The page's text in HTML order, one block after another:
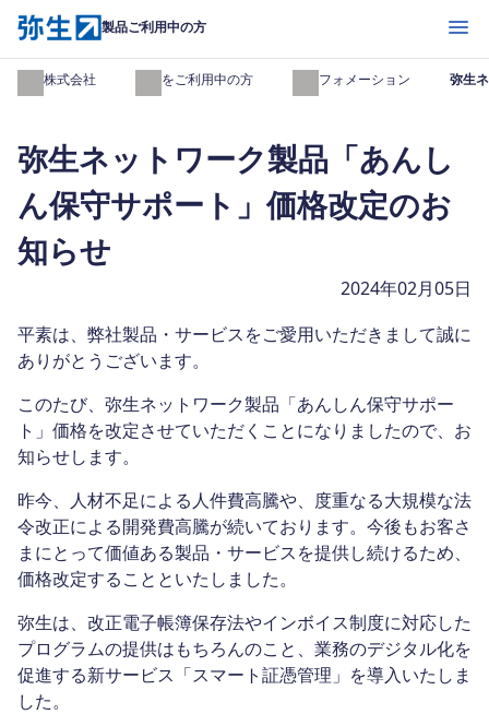
製品ご利用中の方 開く
弥生株式会社 製品をご利用中の方 インフォメーション 弥生
弥生ネットワーク製品「あんし
ん保守サポート」価格改定のお
知らせ
2024年02月05日
平素は、弊社製品・サービスをご愛用いただきまして誠に
ありがとうございます。
このたび、弥生ネットワーク製品「あんしん保守サポー
ト」価格を改定させていただくことになりましたので、お
知らせします。
昨今、人材不足による人件費高騰や、度重なる大規模な法
令改正による開発費高騰が続いております。今後もお客さ
まにとって価値ある製品・サービスを提供し続けるため、
価格改定することといたしました。
弥生は、改正電子帳簿保存法やインボイス制度に対応した
プログラムの提供はもちろんのこと、業務のデジタル化を
促進する新サービス「スマート証憑管理」を導入いたしま
した。